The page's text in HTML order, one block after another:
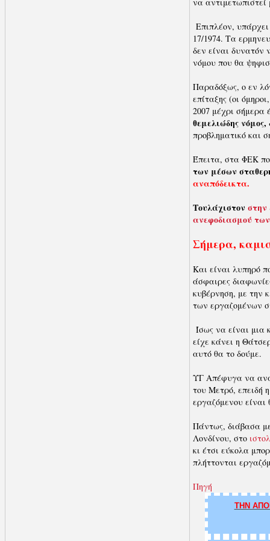
Επιπλέον,
17/1974. Τα
δεν είναι δυνατόν
νόμου που θα
Παραδόξως, ο εν
επίταξης (οι
2007 μέχρι
θεμελιώδης
προβληματικό και
Έπειτα, στα ΦΕΚ
των μέσων
αναπόδεικτα.
Τουλάχιστονστην
ανεφοδιασμού
Σήμερα,
Και είναι λυπηρό
άσφαιρες
κυβέρνηση, με την
των εργαζομένων
Ίσως να είναι μια
είχε κάνει η
αυτό θα το δούμε.
ΥΓ Απέφυγα να
του Μετρό, επειδή
εργαζόμενου
Πάντως, διάβασα
Λονδίνου, στο
κι έτσι εύκολα
πλήττονται
Πηγή
ΤΗΝ